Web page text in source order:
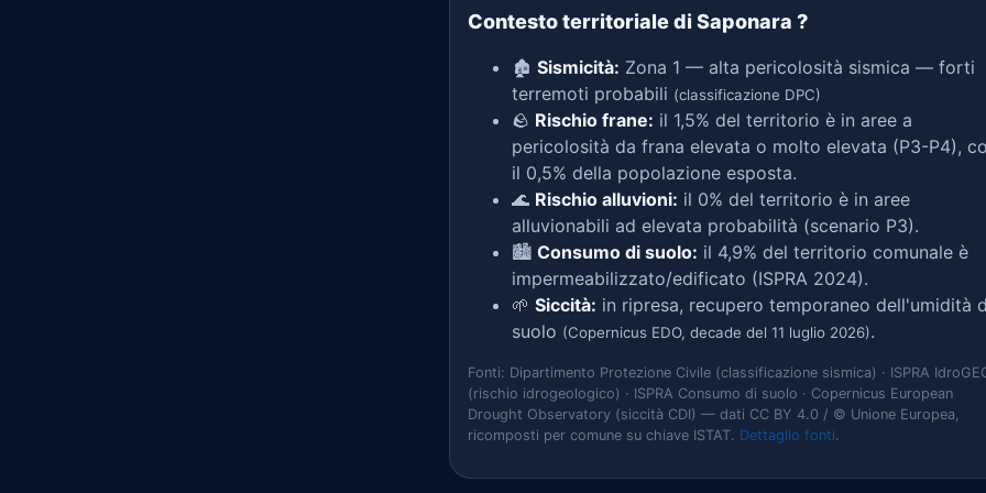
Contesto territoriale di Saponara ?
🏚️ Sismicità: Zona 1 — alta pericolosità sismica — forti
terremoti probabili (classificazione DPC)
🪨 Rischio frane: il 1,5% del territorio è in aree a
pericolosità da frana elevata o molto elevata (P3-P4),
il 0,5% della popolazione esposta.
🌊 Rischio alluvioni: il 0% del territorio è in aree
alluvionabili ad elevata probabilità (scenario P3).
🏙️ Consumo di suolo: il 4,9% del territorio comunale è
impermeabilizzato/edificato (ISPRA 2024).
🌱 Siccità: in ripresa, recupero temporaneo dell'umidità
suolo (Copernicus EDO, decade del 11 luglio 2026).
Fonti: Dipartimento Protezione Civile (classificazione sismica) · ISPRA
(rischio idrogeologico) · ISPRA Consumo di suolo · Copernicus European
Drought Observatory (siccità CDI) — dati CC BY 4.0 / © Unione Europea,
ricomposti per comune su chiave ISTAT. Dettaglio fonti.